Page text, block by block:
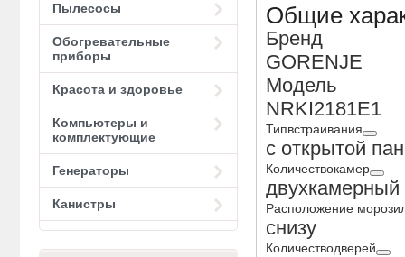
Пылесосы
Обогревательные
приборы
Красота и здоровье
Компьютеры и
комплектующие
Генераторы
Канистры
Общие
Бренд
GORENJE
Модель
NRKI2181E1
Типвстраивания
с открытой
Количествокамер
двухкамерный
Расположение
снизу
Количестводверей